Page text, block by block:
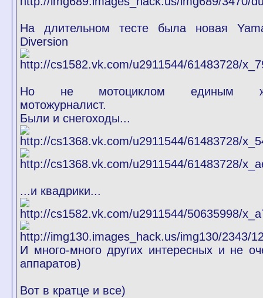
На длительном тесте была новая
Diversion
Но не мотоциклом единым
мотожурналист.
Были и снегоходы...
...и квадрики...
И много-много других интересных и не
аппаратов)
Вот в кратце и все)